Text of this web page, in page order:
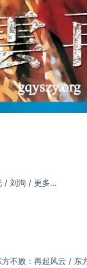
/ 刘洵 / 更多…
不败：再起风云 /